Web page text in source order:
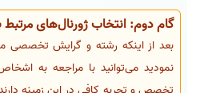
گام دوم: انتخاب ژورنال‌های
بعد از اینکه رشته و گرایش تخصصی
نمودید می‌توانید با مراجعه به